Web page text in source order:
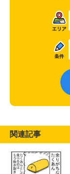
関連記事